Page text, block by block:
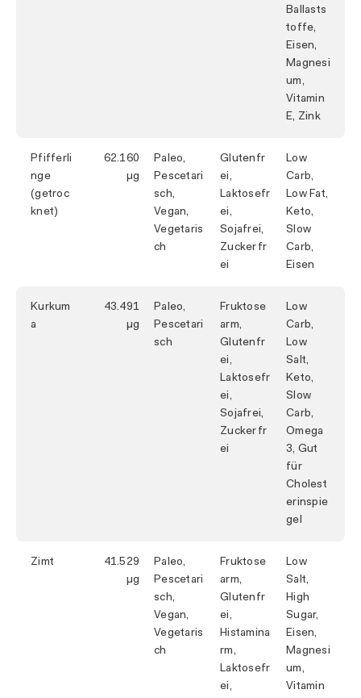
Ballasts
toffe,
Eisen,
Magnesi
um,
Vitamin
E, Zink
Pfifferli
nge
(getroc
knet)
62.160
Paleo,
Pescetari
sch,
Vegan,
Vegetaris
ch
Glutenfr
ei,
Laktosefr
ei,
Sojafrei,
Zuckerfr
ei
Low
Carb,
Low Fat,
Keto,
Slow
Carb,
Eisen
Kurkum
a
43.491
Paleo,
Pescetari
sch
Fruktose
arm,
Glutenfr
ei,
Laktosefr
ei,
Sojafrei,
Zuckerfr
ei
Low
Carb,
Low
Salt,
Keto,
Slow
Carb,
Omega
3, Gut
für
Cholest
erinspie
gel
Zimt 41.529
Paleo,
Pescetari
sch,
Vegan,
Vegetaris
ch
Fruktose
arm,
Glutenfr
ei,
Histamina
rm,
Laktosefr
ei,
Low
Salt,
High
Sugar,
Eisen,
Magnesi
um,
Vitamin